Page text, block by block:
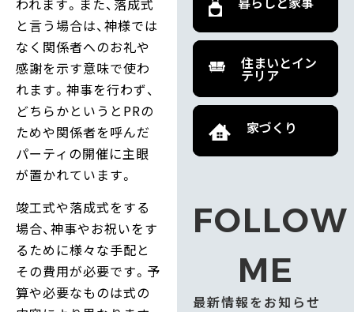
われます。また、落成式
と言う場合は、神様では
なく関係者へのお礼や
感謝を示す意味で使わ
れます。神事を行わず、
どちらかというとPRの
ためや関係者を呼んだ
パーティの開催に主眼
が置かれています。
竣工式や落成式をする
場合、神事やお祝いをす
るために様々な手配と
その費用が必要です。予
算や必要なものは式の
住まいとイン
テリア
家づくり
FOLLOW
ME
最新情報をお知らせ